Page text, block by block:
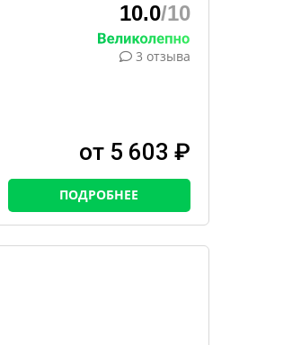
10.0/10
3 отзыва
от 5 603 ₽
ПОДРОБНЕЕ